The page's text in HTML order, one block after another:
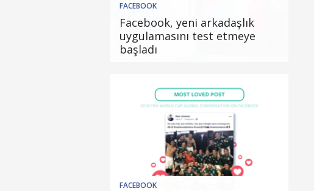
FACEBOOK
Facebook, yeni arkadaşlık
uygulamasını test etmeye
başladı
FACEBOOK